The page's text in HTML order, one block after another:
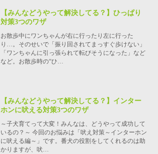
【みんなどうやって解決してる？】ひっぱり
対策3つのワザ
お散歩中にワンちゃんが右に行ったり左に行った
り…。そのせいで「振り回されてまっすぐ歩けない」
「ワンちゃんに引っ張られて転びそうになった」など
など。お散歩時の“ひ…
【みんなどうやって解決してる？】インター
ホンに吠える対策3つのワザ
～子犬育てって大変！みんなは、どうやって成功して
いるの？～ 今回のお悩みは「吠え対策～インターホン
に吠える編～」です。番犬の役割をしてくれるのは助
かりますが、吠…